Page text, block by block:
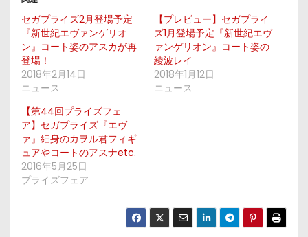
セガプライズ2月登場予定
『新世紀エヴァンゲリオ
ン』コート姿のアスカが再
登場！
2018年2月14日
ニュース
【プレビュー】セガプライ
ズ1月登場予定『新世紀エヴ
ァンゲリオン』コート姿の
綾波レイ
2018年1月12日
ニュース
【第44回プライズフェ
ア】セガプライズ『エヴ
ァ』細身のカヲル君フィギ
ュアやコートのアスナetc.
2016年5月25日
プライズフェア